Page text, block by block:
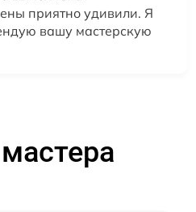
приятно удивили. Я
вашу мастерскую